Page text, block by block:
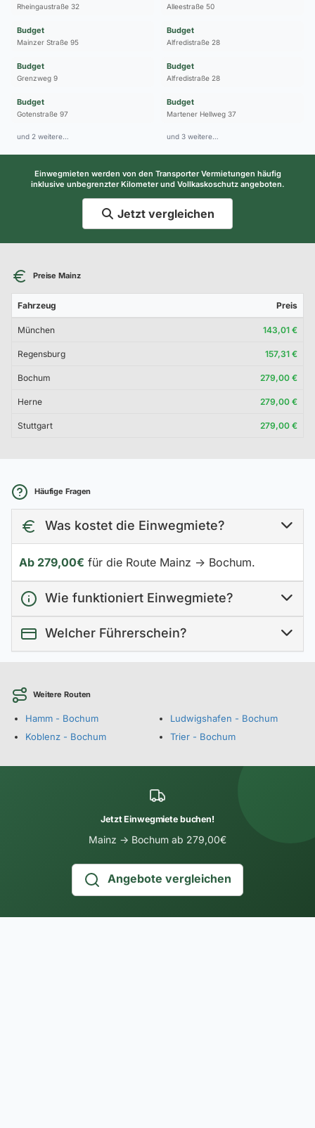
Rheingaustraße 32
Budget
Mainzer Straße 95
Budget
Grenzweg 9
Budget
Gotenstraße 97
und 2 weitere…
Alleestraße 50
Budget
Alfredistraße 28
Budget
Alfredistraße 28
Budget
Martener Hellweg 37
und 3 weitere…
Einwegmieten werden von den Transporter Vermietungen häufig
inklusive unbegrenzter Kilometer und Vollkaskoschutz angeboten.
Jetzt vergleichen
Preise Mainz
Fahrzeug Preis
München 143,01 €
Regensburg 157,31 €
Bochum 279,00 €
Herne 279,00 €
Stuttgart 279,00 €
Häufige Fragen
Was kostet die Einwegmiete?
Ab 279,00€ für die Route Mainz → Bochum.
Wie funktioniert Einwegmiete?
Welcher Führerschein?
Weitere Routen
Hamm - Bochum
Koblenz - Bochum
Ludwigshafen - Bochum
Trier - Bochum
Jetzt Einwegmiete buchen!
Mainz → Bochum ab 279,00€
Angebote vergleichen